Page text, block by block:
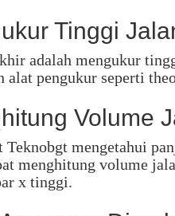
Tinggi
adalah mengukur
alat pengukur seperti
Volume
Teknobgt mengetahui
menghitung volume
x tinggi.